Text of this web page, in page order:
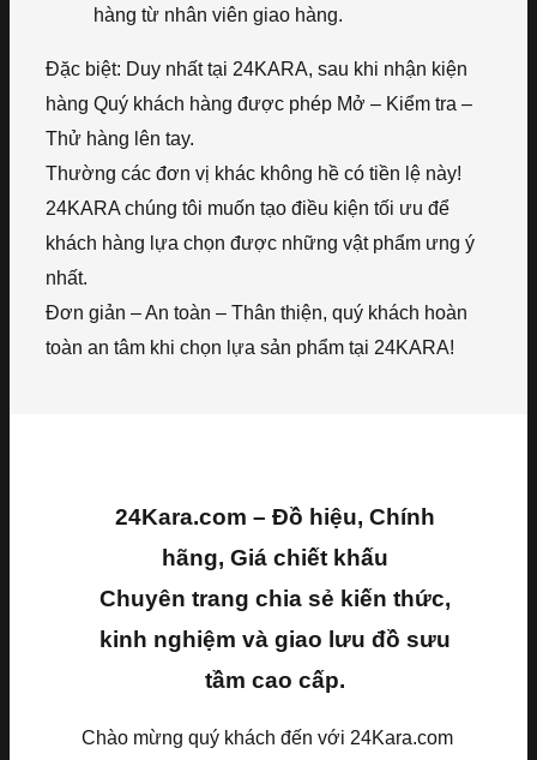
hàng từ nhân viên giao hàng.
Đặc biệt: Duy nhất tại 24KARA, sau khi nhận kiện
hàng Quý khách hàng được phép Mở – Kiểm tra –
Thử hàng lên tay.
Thường các đơn vị khác không hề có tiền lệ này!
24KARA chúng tôi muốn tạo điều kiện tối ưu để
khách hàng lựa chọn được những vật phẩm ưng ý
nhất.
Đơn giản – An toàn – Thân thiện, quý khách hoàn
toàn an tâm khi chọn lựa sản phẩm tại 24KARA!
24Kara.com – Đồ hiệu, Chính
hãng, Giá chiết khấu
Chuyên trang chia sẻ kiến thức,
kinh nghiệm và giao lưu đồ sưu
tầm cao cấp.
Chào mừng quý khách đến với 24Kara.com